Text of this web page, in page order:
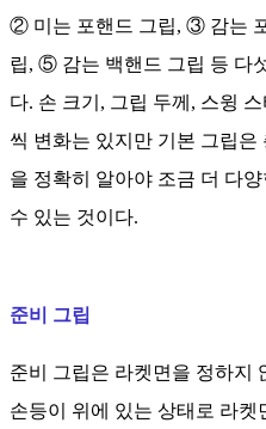
② 미는 포핸드 그립, ③ 감는
립, ⑤ 감는 백핸드 그립 등 다
다. 손 크기, 그립 두께, 스윙
씩 변화는 있지만 기본 그립은
을 정확히 알아야 조금 더 다
수 있는 것이다.
준비 그립
준비 그립은 라켓면을 정하지
손등이 위에 있는 상태로 라